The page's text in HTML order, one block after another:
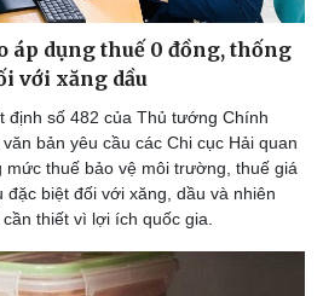
Tin Công nghệ
Trải nghiệm
Chuyển đổi số
áp dụng thuế 0 đồng, thống
với xăng dầu
định số 482 của Thủ tướng Chính
bản yêu cầu các Chi cục Hải quan
mức thuế bảo vệ môi trường, thuế giá
đặc biệt đối với xăng, dầu và nhiên
thiết vì lợi ích quốc gia.